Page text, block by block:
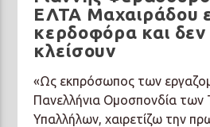
ΕΛΤΑ Μαχαιράδου
κερδοφόρα και δεν
κλείσουν
«Ως εκπρόσωπος των
Πανελλήνια Ομοσπονδία των
Υπαλλήλων, χαιρετίζω την